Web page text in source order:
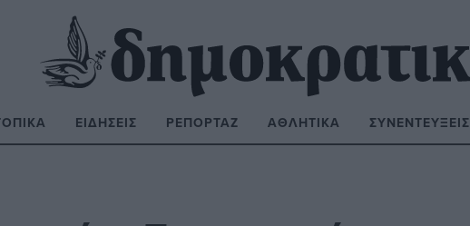
ΕΙΔΉΣΕΙΣ ΡΕΠΟΡΤΆΖ ΑΘΛΗΤΙΚΆ ΣΥΝΕΝΤΕΎΞΕΙΣ